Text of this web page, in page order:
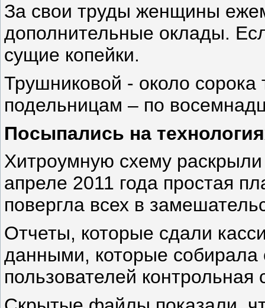
За свои труды женщины
дополнительные оклады.
сущие копейки.
Трушниковой - около
подельницам – по
Посыпались на
Хитроумную схему
апреле 2011 года простая
повергла всех в
Отчеты, которые сдали
данными, которые собирала
пользователей контрольная